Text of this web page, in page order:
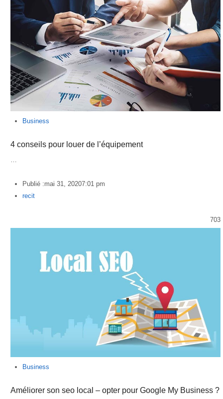
Business
4 conseils pour louer de l’équipement
Publié :mai 31, 20207:01 pm
Author
recit
703
Business
Améliorer son seo local – opter pour Google My Business ?